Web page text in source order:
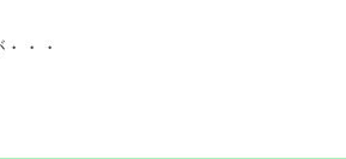
・・